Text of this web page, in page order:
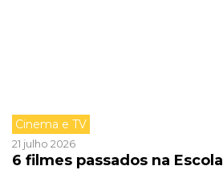
Cinema e TV
21 julho 2026
6 filmes passados na Escola